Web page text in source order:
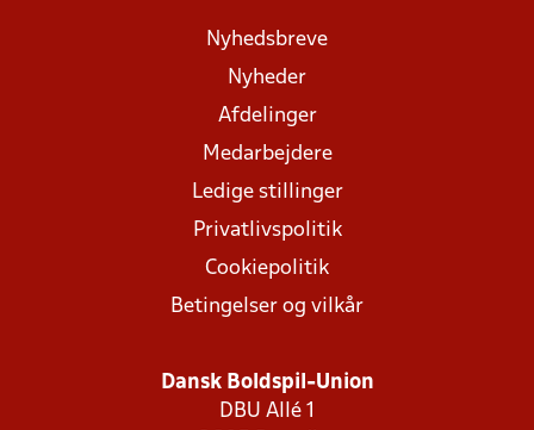
Nyhedsbreve
Nyheder
Afdelinger
Medarbejdere
Ledige stillinger
Privatlivspolitik
Cookiepolitik
Betingelser og vilkår
Dansk Boldspil-Union
DBU Allé 1